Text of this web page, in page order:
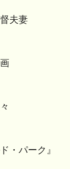
夫妻
・パーク』